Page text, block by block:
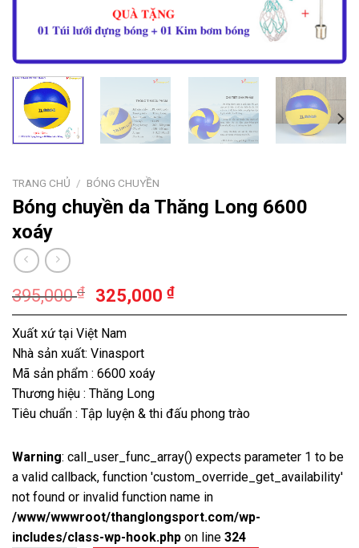
TRANG CHỦ / BÓNG CHUYỀN
Bóng chuyền da Thăng Long 6600
xoáy
395,000₫ 325,000 ₫
Xuất xứ tại Việt Nam
Nhà sản xuất: Vinasport
Mã sản phẩm : 6600 xoáy
Thương hiệu : Thăng Long
Tiêu chuẩn : Tập luyện & thi đấu phong trào
Warning: call_user_func_array() expects parameter 1 to be
a valid callback, function 'custom_override_get_availability'
not found or invalid function name in
/www/wwwroot/thanglongsport.com/wp-
includes/class-wp-hook.php on line 324